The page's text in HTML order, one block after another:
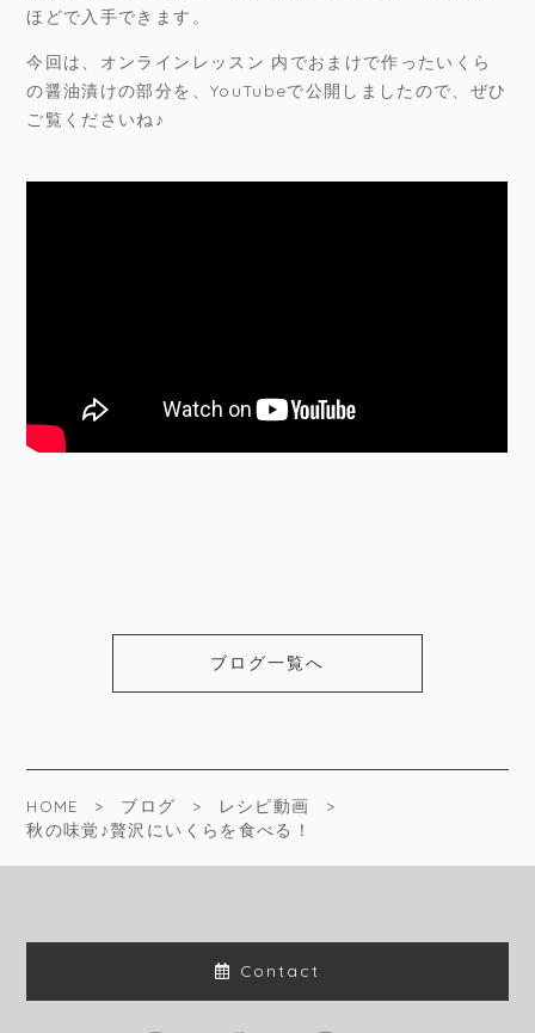
ほどで入手できます。
今回は、オンラインレッスン 内でおまけで作ったいくら
の醤油漬けの部分を、YouTubeで公開しましたので、ぜひ
ご覧くださいね♪
ブログ一覧へ
HOME ブログ
レシピ動画
秋の味覚♪贅沢にいくらを食べる！
Contact